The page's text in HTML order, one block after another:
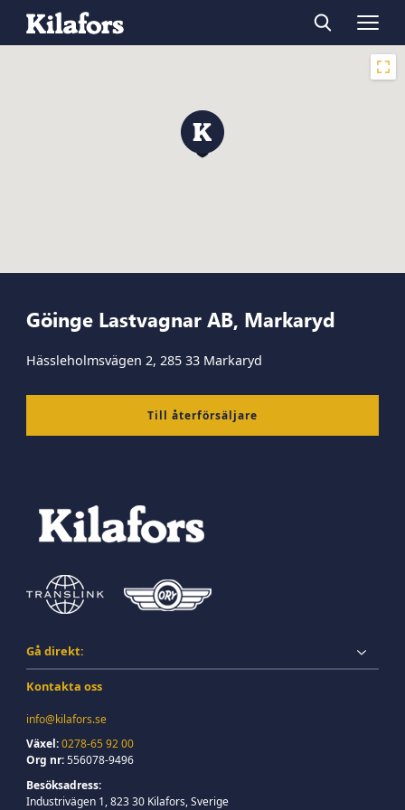
Göinge Lastvagnar AB, Markaryd
Hässleholmsvägen 2, 285 33 Markaryd
Till återförsäljare
Gå direkt:
Kontakta oss
info@kilafors.se
Växel:0278-65 92 00
Org nr:556078-9496
Besöksadress:
Industrivägen 1, 823 30 Kilafors, Sverige